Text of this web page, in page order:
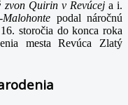
zvon Quirin v Revúcej a i.
podal náročnú
storočia do konca roka
mesta Revúca Zlatý